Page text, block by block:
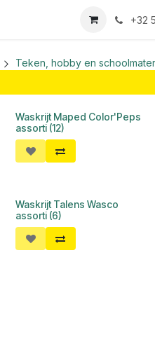
+32
Teken, hobby en
Waskrijt Maped Color'Peps
assorti (12)
Waskrijt Talens Wasco
assorti (6)